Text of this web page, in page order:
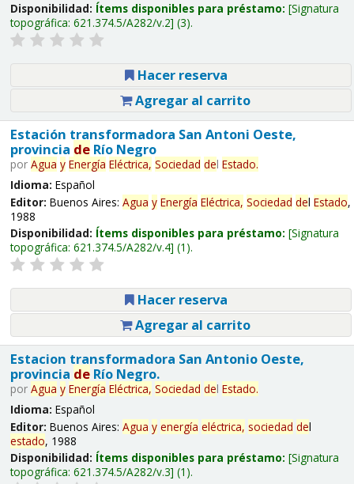
Disponibilidad: Ítems disponibles para préstamo: Signatura
topográfica: 621.374.5/A282/v.2 (3).
Hacer reserva
Agregar al carrito
Estación transformadora San Antoni Oeste,
provincia deRío Negro
por Agua y Energía Eléctrica, Sociedad del Estado.
Idioma: Español
Editor: Buenos Aires: Agua y Energía Eléctrica, Sociedad del Estado,
1988
Disponibilidad: Ítems disponibles para préstamo: Signatura
topográfica: 621.374.5/A282/v.4 (1).
Hacer reserva
Agregar al carrito
Estacion transformadora San Antonio Oeste,
provincia deRío Negro.
por Agua y Energía Eléctrica, Sociedad del Estado.
Idioma: Español
Editor: Buenos Aires: Agua y energía eléctrica, sociedad del
estado, 1988
Disponibilidad: Ítems disponibles para préstamo: Signatura
topográfica: 621.374.5/A282/v.3 (1).